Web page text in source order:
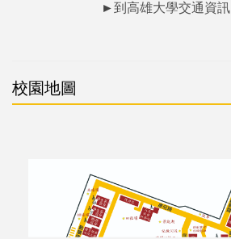
►到高雄大學交通資訊
校園地圖